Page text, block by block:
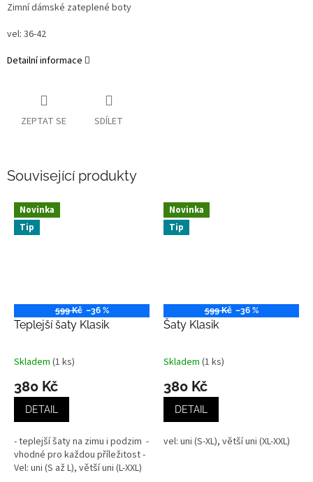
Zimní dámské zateplené boty
vel: 36-42
Detailní informace
ZEPTAT SE SDÍLET
Související produkty
Novinka
Tip
599 Kč –36 %
Teplejší šaty Klasik
Průměrné
produktu
5
hvězdiček.
Skladem (1 ks)
380 Kč
DETAIL
- teplejší šaty na zimu i podzim -
vhodné pro každou příležitost -
Vel: uni (S až L), větší uni (L-XXL)
Novinka
Tip
599 Kč –36 %
Šaty Klasik
Průměrné
produktu
5
Skladem (1 ks)
380 Kč
DETAIL
vel: uni (S-XL), větší uni (XL-XXL)